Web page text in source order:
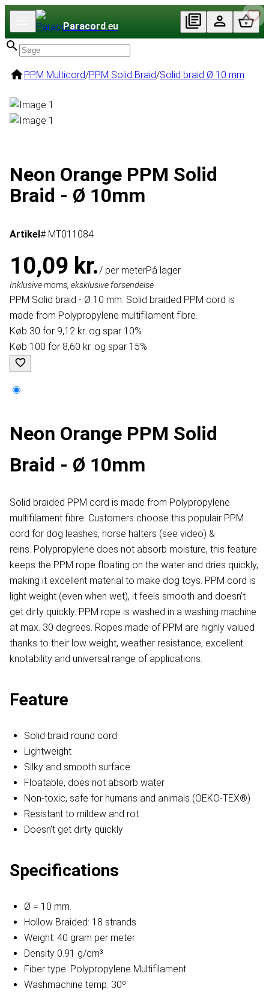
Paracord.eu
PPM Multicord/PPM Solid Braid/Solid braid Ø 10 mm
Neon Orange PPM Solid
Braid - Ø 10mm
Artikel# MT011084
10,09 kr./ per meterPå lager
Inklusive moms, eksklusive forsendelse
PPM Solid braid - Ø 10 mm. Solid braided PPM cord is
made from Polypropylene multifilament fibre.
Køb 30 for 9,12 kr. og spar 10%
Køb 100 for 8,60 kr. og spar 15%
Neon Orange PPM Solid
Braid - Ø 10mm
Solid braided PPM cord is made from Polypropylene
multifilament fibre. Customers choose this populair PPM
cord for dog leashes, horse halters (see video) &
reins. Polypropylene does not absorb moisture, this feature
keeps the PPM rope floating on the water and dries quickly,
making it excellent material to make dog toys. PPM cord is
light weight (even when wet), it feels smooth and doesn't
get dirty quickly. PPM rope is washed in a washing machine
at max. 30 degrees. Ropes made of PPM are highly valued
thanks to their low weight, weather resistance, excellent
knotability and universal range of applications.
Feature
Solid braid round cord
Lightweight
Silky and smooth surface
Floatable, does not absorb water
Non-toxic, safe for humans and animals (OEKO-TEX®)
Resistant to mildew and rot
Doesn't get dirty quickly
Specifications
Ø = 10 mm.
Hollow Braided: 18 strands
Weight: 40 gram per meter
Density 0.91 g/cm³
Fiber type: Polypropylene Multifilament
Washmachine temp. 30º